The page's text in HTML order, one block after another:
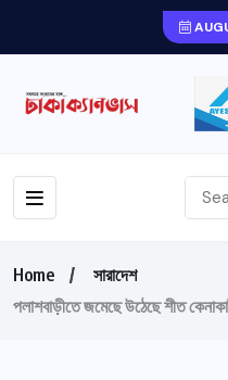
Home
সারাদেশ
পলাশবাড়ীতে জমেছে উঠেছে শীত